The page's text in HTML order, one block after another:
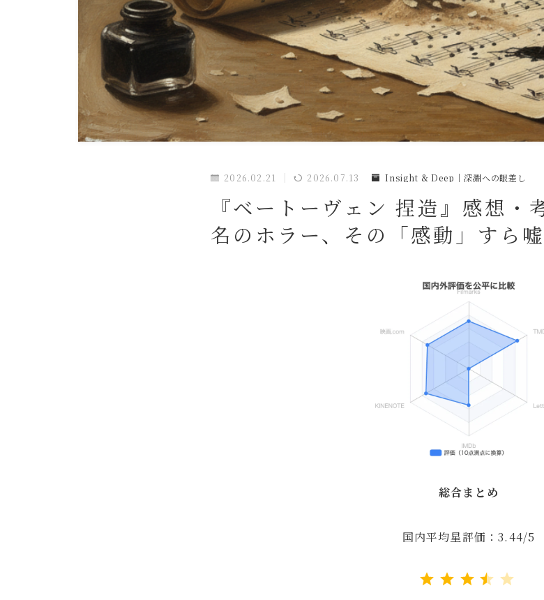
2026.02.21 2026.07.13 Insight & Deep｜深淵への眼差し
『ベートーヴェン 捏造』感想・
名のホラー、その「感動」すら
総合まとめ
国内平均星評価：3.44/5